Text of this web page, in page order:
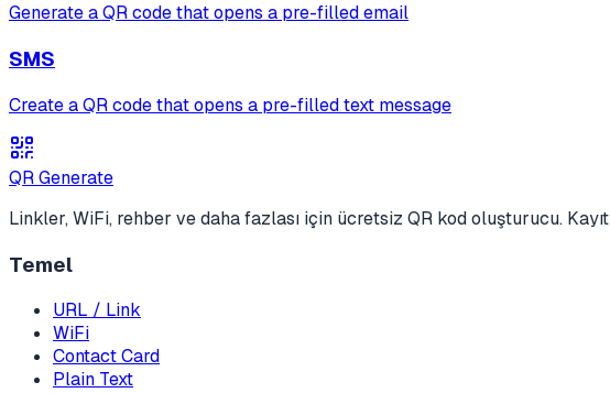
Generate a QR code that opens a pre-filled email
SMS
Create a QR code that opens a pre-filled text message
QR Generate
Linkler, WiFi, rehber ve daha fazlası için ücretsiz QR kod oluşturucu.
Temel
URL / Link
WiFi
Contact Card
Plain Text